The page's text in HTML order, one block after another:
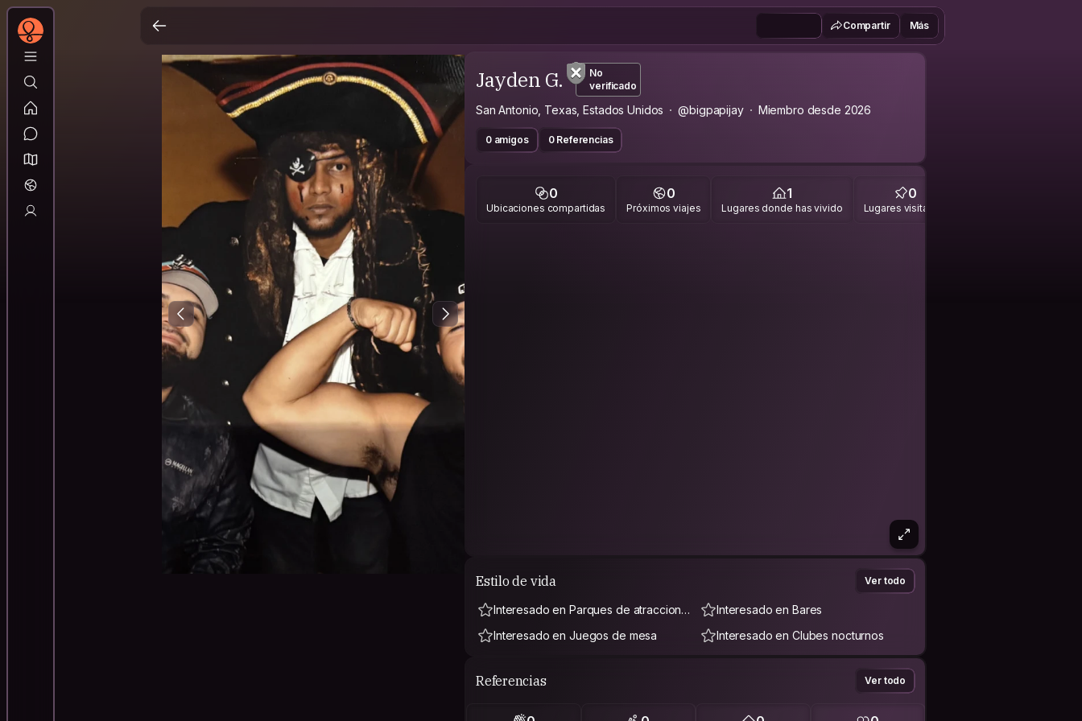
Compartir Más
Jayden G.
No
verificado
San Antonio, Texas, Estados Unidos @bigpapijay Miembro desde 2026
0 amigos 0 Referencias
0
Ubicaciones compartidas
0
Próximos viajes
1
Lugares donde has vivido
0
Lugares visitados
Estilo de vida Ver todo
Interesado en Parques de atraccione
Interesado en Bares
Interesado en Juegos de mesa
Interesado en Clubes nocturnos
Referencias Ver todo